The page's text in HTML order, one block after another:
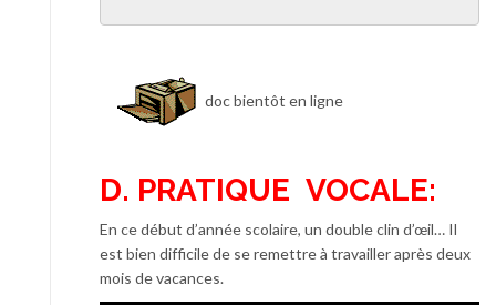
doc bientôt en ligne
D. PRATIQUE VOCALE:
En ce début d’année scolaire, un double clin d’œil… Il
est bien difficile de se remettre à travailler après deux
mois de vacances.